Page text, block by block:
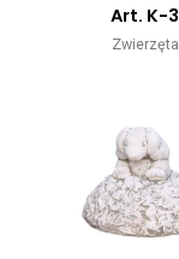
Art. K-3
Zwierzęta